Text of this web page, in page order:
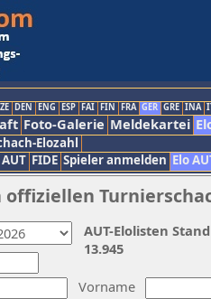
DEN ENG ESP FAI FIN FRA GER GRE INA
Foto-Galerie Meldekartei
Elozahl
FIDE Spieler anmelden Elo
Vorname
AUT-Elolisten
13.945